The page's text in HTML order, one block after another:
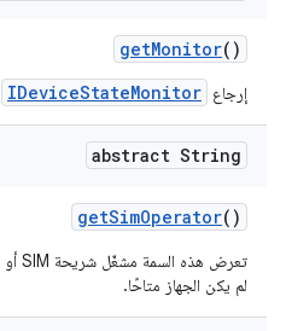
getMonitor()
إرجاع IDeviceStateMonitor
abstract String
getSimOperator()
لم يكن الجهاز متاحًا.